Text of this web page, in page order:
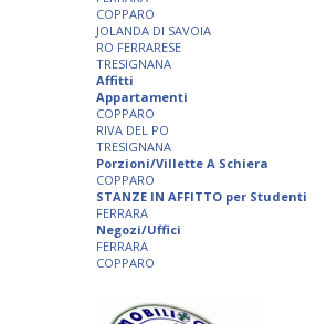
COPPARO
JOLANDA DI SAVOIA
RO FERRARESE
TRESIGNANA
Affitti
Appartamenti
COPPARO
RIVA DEL PO
TRESIGNANA
Porzioni/Villette A Schiera
COPPARO
STANZE IN AFFITTO per Studenti
FERRARA
Negozi/Uffici
FERRARA
COPPARO